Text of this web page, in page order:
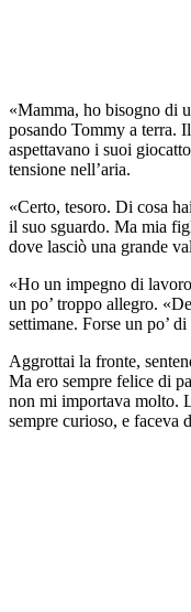
«Mamma, ho bisogno di
posando Tommy a terra.
aspettavano i suoi
tensione nell’aria.
«Certo, tesoro. Di cosa
il suo sguardo. Ma mia
dove lasciò una grande
«Ho un impegno di
un po’ troppo allegro.
settimane. Forse un po’
Aggrottai la fronte,
Ma ero sempre felice di
non mi importava molto.
sempre curioso, e faceva